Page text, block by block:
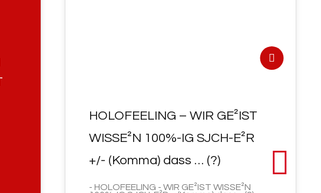
HOLOFEELING – WIR GE²IST
WISSE²N 100%-IG SJCH-E²R
+/- (Komma) dass … (?)
- HOLOFEELING - WIR GE²IST WISSE²N